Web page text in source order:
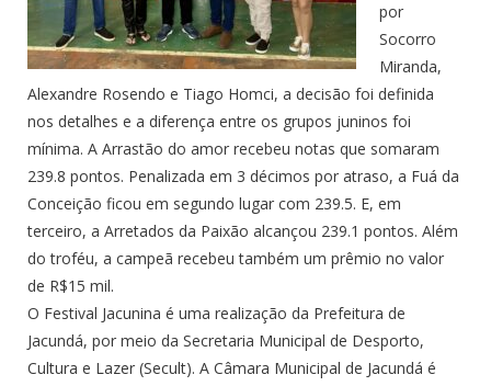
por
Socorro
Miranda,
Alexandre Rosendo e Tiago Homci, a decisão foi definida
nos detalhes e a diferença entre os grupos juninos foi
mínima. A Arrastão do amor recebeu notas que somaram
239.8 pontos. Penalizada em 3 décimos por atraso, a Fuá da
Conceição ficou em segundo lugar com 239.5. E, em
terceiro, a Arretados da Paixão alcançou 239.1 pontos. Além
do troféu, a campeã recebeu também um prêmio no valor
de R$15 mil.
O Festival Jacunina é uma realização da Prefeitura de
Jacundá, por meio da Secretaria Municipal de Desporto,
Cultura e Lazer (Secult). A Câmara Municipal de Jacundá é